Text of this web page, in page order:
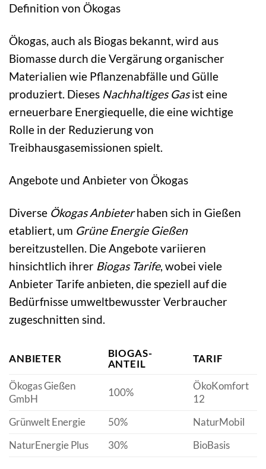
Definition von Ökogas
Ökogas, auch als Biogas bekannt, wird aus
Biomasse durch die Vergärung organischer
Materialien wie Pflanzenabfälle und Gülle
produziert. Dieses Nachhaltiges Gasist eine
erneuerbare Energiequelle, die eine wichtige
Rolle in der Reduzierung von
Treibhausgasemissionen spielt.
Angebote und Anbieter von Ökogas
Diverse Ökogas Anbieterhaben sich in Gießen
etabliert, um Grüne Energie Gießen
bereitzustellen. Die Angebote variieren
hinsichtlich ihrer Biogas Tarife, wobei viele
Anbieter Tarife anbieten, die speziell auf die
Bedürfnisse umweltbewusster Verbraucher
zugeschnitten sind.
ANBIETER
BIOGAS-
ANTEIL
TARIF
Ökogas Gießen
GmbH
100%
ÖkoKomfort
12
Grünwelt Energie
50%
NaturMobil
NaturEnergie Plus
30% BioBasis